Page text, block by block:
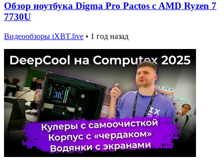
Обзор ноутбука Digma Pro Pactos с AMD Ryzen 7
7730U
Видеообзоры iXBT.live • 1 год назад